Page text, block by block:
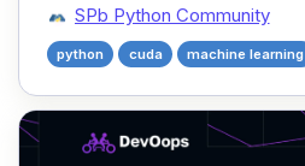
SPb Python Community
python cuda machine learning